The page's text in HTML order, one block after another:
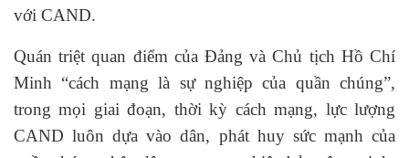
với CAND.
Quán triệt quan điểm của Đảng và Chủ tịch Hồ Chí
Minh “cách mạng là sự nghiệp của quần chúng”,
trong mọi giai đoạn, thời kỳ cách mạng, lực lượng
CAND luôn dựa vào dân, phát huy sức mạnh của